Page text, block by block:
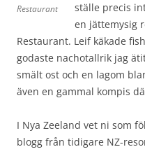
Restaurant
ställe precis
en jättemysig
Restaurant. Leif käkade
godaste nachotallrik jag
smält ost och en lagom
även en gammal kompis
I Nya Zeeland vet ni som
blogg från tidigare NZ-